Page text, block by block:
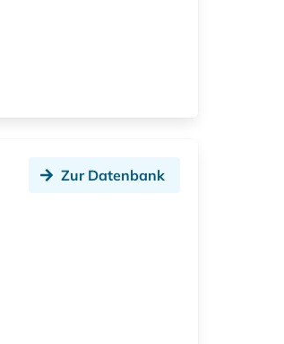
Zur Datenbank